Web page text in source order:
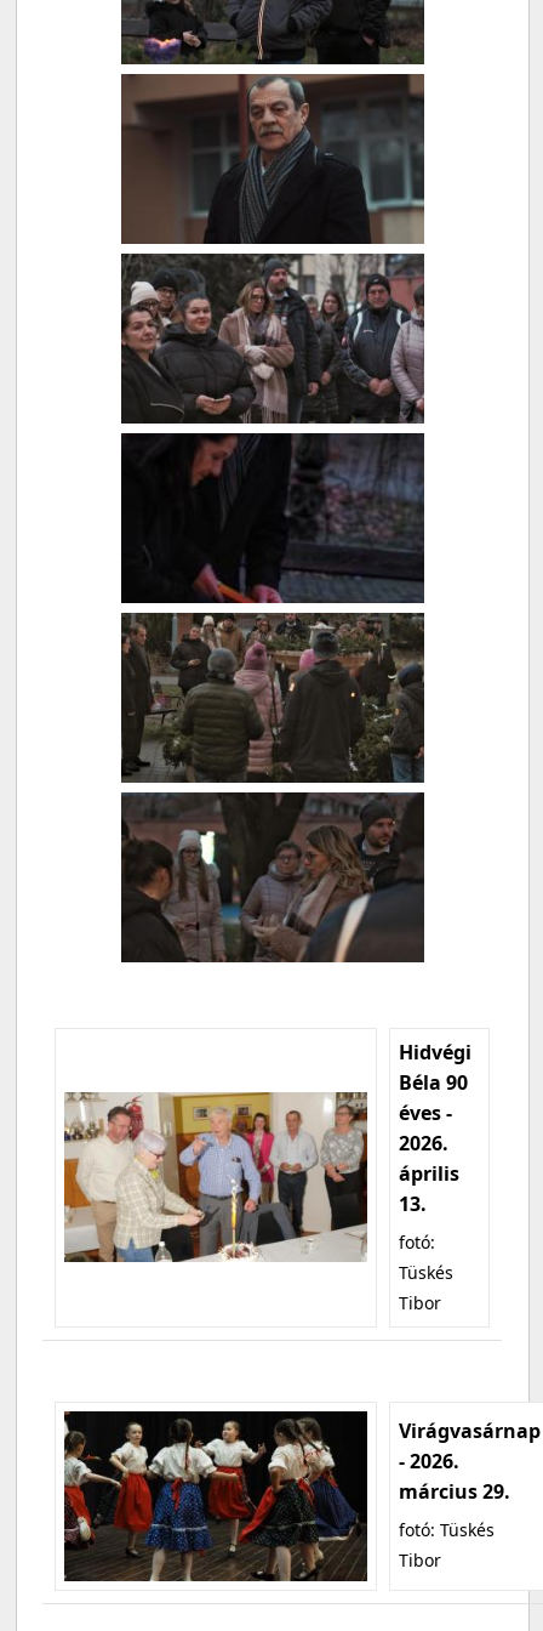
Hidvégi
Béla 90
éves -
2026.
április
13.
fotó:
Tüskés
Tibor
Virágvasárnap
- 2026.
március 29.
fotó: Tüskés
Tibor